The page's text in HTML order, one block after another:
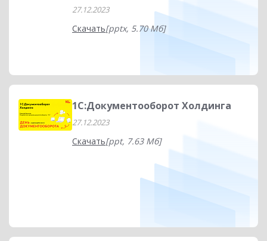
27.12.2023
Скачать[pptx, 5.70 Мб]
1С:Документооборот Холдинга
27.12.2023
Скачать[ppt, 7.63 Мб]